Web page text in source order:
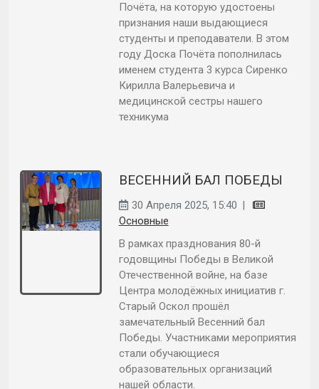
Почёта, на которую удостоены
признания наши выдающиеся
студенты и преподаватели. В этом
году Доска Почёта пополнилась
именем студента 3 курса Сиренко
Кирилла Валерьевича и
медицинской сестры нашего
техникума
ВЕСЕННИЙ БАЛ ПОБЕДЫ
30 Апреля 2025, 15:40 |
Основные
В рамках празднования 80-й
годовщины Победы в Великой
Отечественной войне, на базе
Центра молодёжных инициатив г.
Старый Оскол прошёл
замечательный Весенний бал
Победы. Участниками мероприятия
стали обучающиеся
образовательных организаций
нашей области.